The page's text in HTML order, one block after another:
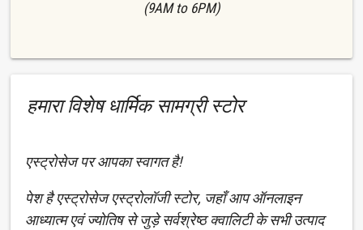
(9AM to 6PM)
हमारा विशेष धार्मिक सामग्री स्टोर
एस्ट्रोसेज पर आपका स्वागत है!
पेश है एस्ट्रोसेज एस्ट्रोलॉजी स्टोर, जहाँ आप ऑनलाइन
आध्यात्म एवं ज्योतिष से जुड़े सर्वश्रेष्ठ क्वालिटी के सभी उत्पाद